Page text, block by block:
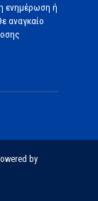
ενημέρωση ή
αναγκαίο
by